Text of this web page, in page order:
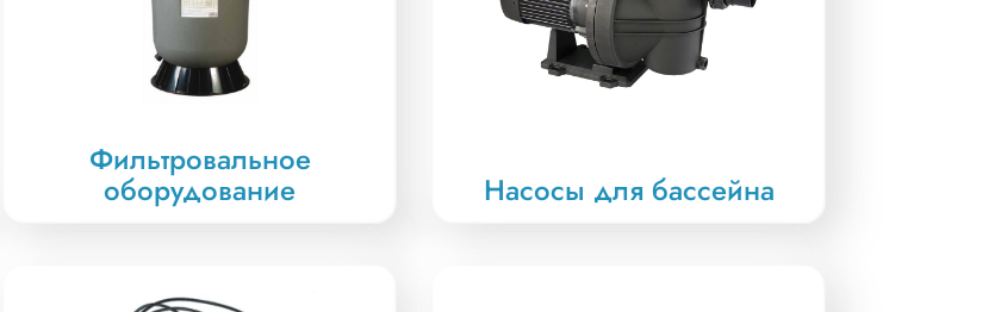
Фильтровальное
оборудование Насосы для бассейна